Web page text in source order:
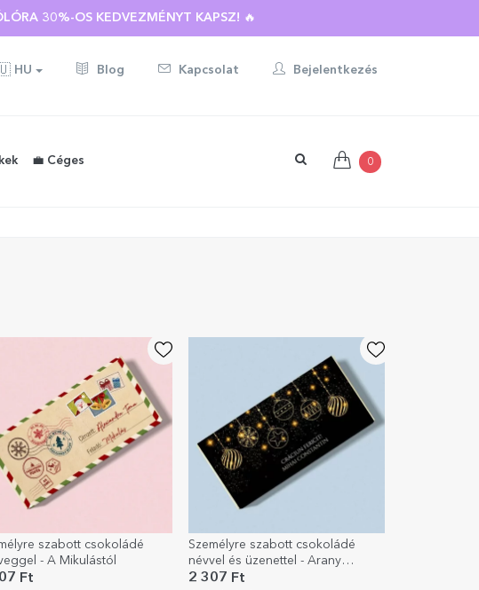
30%-OS KEDVEZMÉNYT KAPSZ! 🔥
HU Blog Kapcsolat Bejelentkezés
💼 Céges 0
szabott csokoládé
- A Mikulástól
Ft
Személyre szabott csokoládé
névvel és üzenettel - Arany
karácsony
2 307 Ft